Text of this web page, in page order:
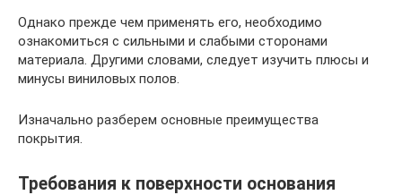
Однако прежде чем применять его, необходимо
ознакомиться с сильными и слабыми сторонами
материала. Другими словами, следует изучить плюсы и
минусы виниловых полов.
Изначально разберем основные преимущества
покрытия.
Требования к поверхности основания